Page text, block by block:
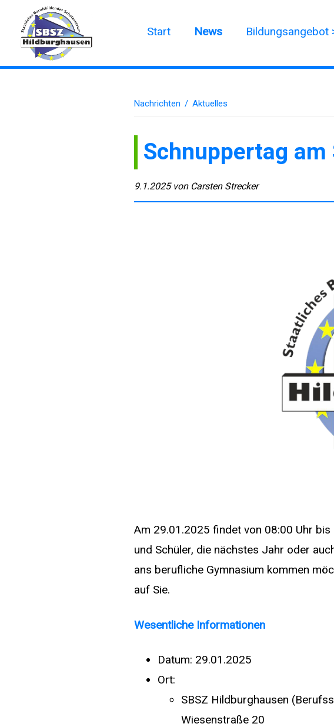
Start News Bildungsangebot
Nachrichten / Aktuelles
Schnuppertag am
9.1.2025 von Carsten Strecker
Am 29.01.2025 findet von 08:00 Uhr
und Schüler, die nächstes Jahr oder
ans berufliche Gymnasium kommen
auf Sie.
Wesentliche Informationen
Datum: 29.01.2025
Ort:
SBSZ Hildburghausen
Wiesenstraße 20